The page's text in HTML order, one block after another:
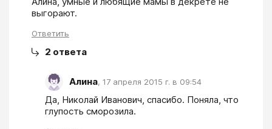
выгорают.
Ответить
2 ответа
Алина, 17 апреля 2015 г. в 09:54
Да, Николай Иванович, спасибо. Поняла, что
глупость сморозила.